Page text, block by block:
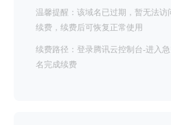
温馨提醒：该域名已过期，暂无法访
续费，续费后可恢复正常使用
续费路径：登录腾讯云控制台-进入
名完成续费